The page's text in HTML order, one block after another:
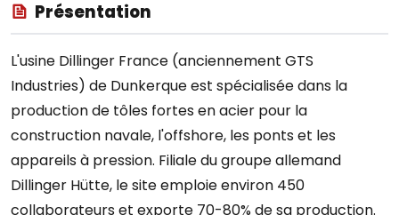
Présentation
L'usine Dillinger France (anciennement GTS
Industries) de Dunkerque est spécialisée dans la
production de tôles fortes en acier pour la
construction navale, l'offshore, les ponts et les
appareils à pression. Filiale du groupe allemand
Dillinger Hütte, le site emploie environ 450
collaborateurs et exporte 70-80% de sa production.